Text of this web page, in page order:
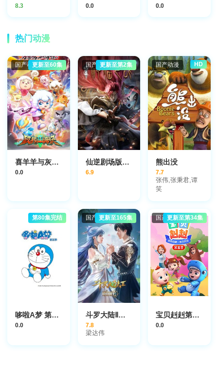
8.3 0.0 0.0
热门动漫
国产动漫更新至60集
喜羊羊与灰太狼之破界山海诀
0.0
国产动漫更新至第2集
仙逆剧场版神临之战
6.9
国产动漫 HD
熊出没
7.7
张伟,张秉君,谭
笑
第80集完结
哆啦A梦 第5季
0.0
国产动漫更新至165集
斗罗大陆Ⅱ绝世唐门
7.8
梁达伟
国产动漫更新至第34集
宝贝赳赳第五季
0.0